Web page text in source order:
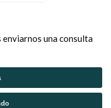
enviarnos una consulta